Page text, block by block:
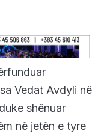
Vedat Avdyli në
shënuar
në jetën e tyre